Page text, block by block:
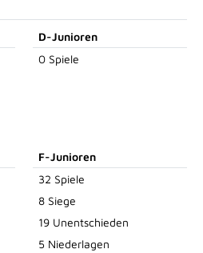
D-Junioren
0 Spiele
F-Junioren
32 Spiele
8 Siege
19 Unentschieden
5 Niederlagen